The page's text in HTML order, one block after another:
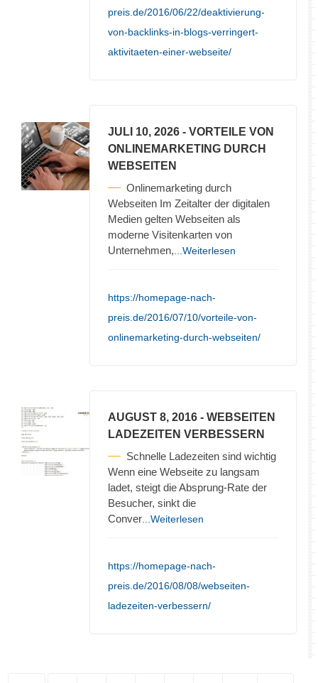
preis.de/2016/06/22/deaktivierung-
von-backlinks-in-blogs-verringert-
aktivitaeten-einer-webseite/
JULI 10, 2026 - VORTEILE VON
ONLINEMARKETING DURCH
WEBSEITEN
Onlinemarketing durch
Webseiten Im Zeitalter der digitalen
Medien gelten Webseiten als
moderne Visitenkarten von
Unternehmen, ...Weiterlesen
https://homepage-nach-
preis.de/2016/07/10/vorteile-von-
onlinemarketing-durch-webseiten/
AUGUST 8, 2016 - WEBSEITEN
LADEZEITEN VERBESSERN
Schnelle Ladezeiten sind wichtig
Wenn eine Webseite zu langsam
ladet, steigt die Absprung-Rate der
Besucher, sinkt die
Conver ...Weiterlesen
https://homepage-nach-
preis.de/2016/08/08/webseiten-
ladezeiten-verbessern/